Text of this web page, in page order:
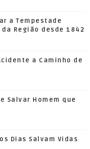
a Tempestade
Região desde 1842
a Caminho de
Salvar Homem que
Dias Salvam Vidas